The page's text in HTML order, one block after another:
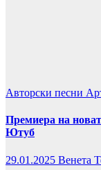
Авторски песни
Премиера на
Ютуб
29.01.2025 Венета